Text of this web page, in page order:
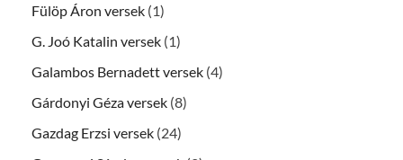
Fülöp Áron versek (1)
G. Joó Katalin versek (1)
Galambos Bernadett versek (4)
Gárdonyi Géza versek (8)
Gazdag Erzsi versek (24)